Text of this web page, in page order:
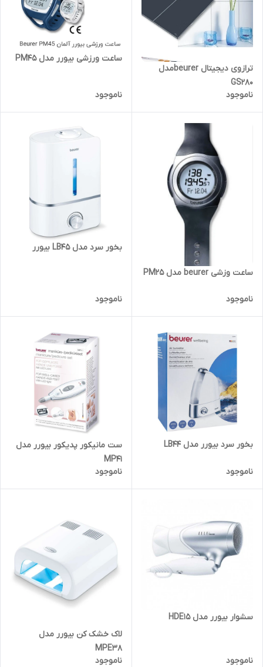
ترازوی دیجیتال beurerمدل
GS280
ناموجود
ساعت ورزشی بیورر مدل PM45
ناموجود
ساعت وزشی beurer مدل PM25
ناموجود
بخور سرد مدل LB45 بیورر
ناموجود
بخور سرد بیورر مدل LB44
ناموجود
ست مانیکور پدیکور بیورر مدل
MP41
ناموجود
سشوار بیورر مدل HDE15
ناموجود
لاک خشک کن بیورر مدل
MPE38
ناموجود